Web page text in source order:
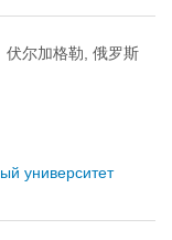
伏尔加格勒, 俄罗斯
университет